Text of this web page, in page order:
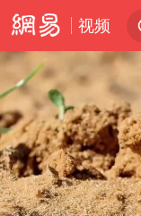
视频